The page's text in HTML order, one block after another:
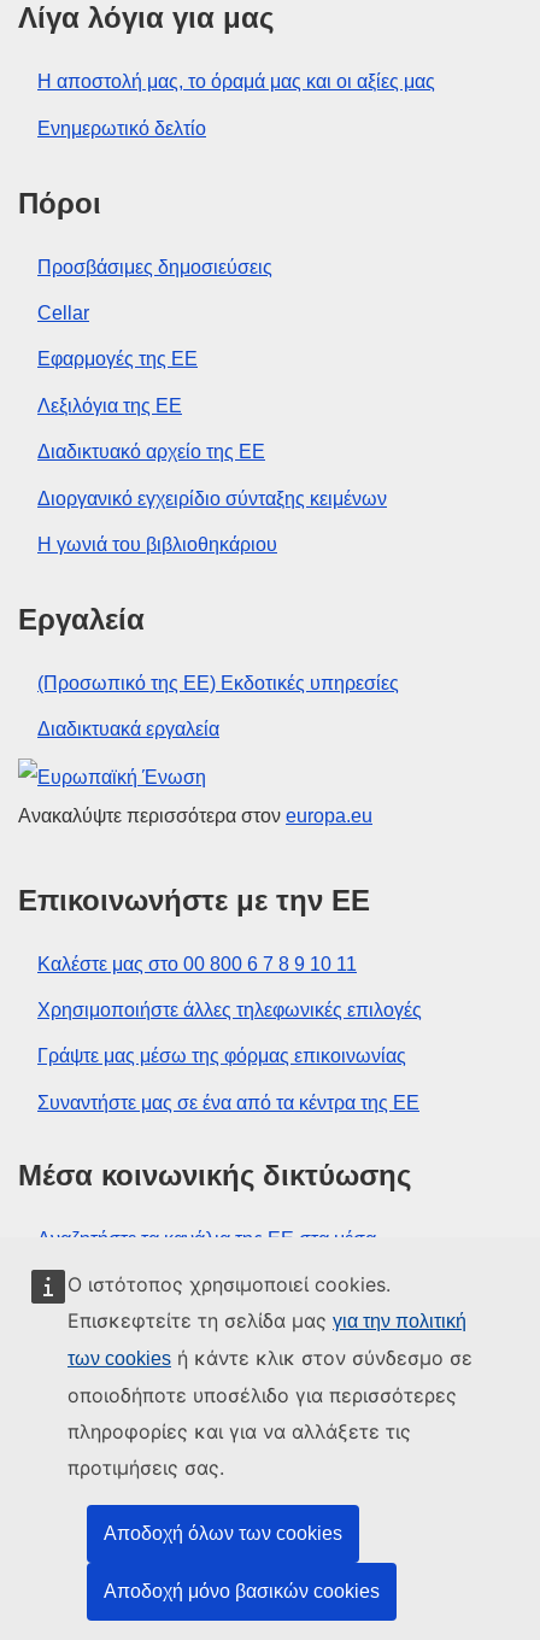
Ο ιστότοπος χρησιμοποιεί cookies.
Επισκεφτείτε τη σελίδα μας για την πολιτική
των cookies ή κάντε κλικ στον σύνδεσμο σε
οποιοδήποτε υποσέλιδο για περισσότερες
πληροφορίες και για να αλλάξετε τις
προτιμήσεις σας.
Αποδοχή όλων των cookies
Αποδοχή μόνο βασικών cookies
Λίγα λόγια για μας
Η αποστολή μας, το όραμά μας και οι αξίες μας
Ενημερωτικό δελτίο
Πόροι
Προσβάσιμες δημοσιεύσεις
Cellar
Εφαρμογές της ΕΕ
Λεξιλόγια της ΕΕ
Διαδικτυακό αρχείο της ΕΕ
Διοργανικό εγχειρίδιο σύνταξης κειμένων
Η γωνιά του βιβλιοθηκάριου
Εργαλεία
(Προσωπικό της ΕΕ) Εκδοτικές υπηρεσίες
Διαδικτυακά εργαλεία
Ευρωπαϊκή Ένωση
Ανακαλύψτε περισσότερα στον europa.eu
Επικοινωνήστε με την ΕΕ
Καλέστε μας στο 00 800 6 7 8 9 10 11
Χρησιμοποιήστε άλλες τηλεφωνικές επιλογές
Γράψτε μας μέσω της φόρμας επικοινωνίας
Συναντήστε μας σε ένα από τα κέντρα της ΕΕ
Μέσα κοινωνικής δικτύωσης
Αναζητήστε τα κανάλια της ΕΕ στα μέσα
κοινωνικής δικτύωσης
Θεσμικά όργανα και οργανισμοί της
Αναζήτηση όλων των θεσμικών και λοιπών
Λίγα λόγια για εμάς
Ανακοινώσεις νομικού περιεχομένου
Tα cookies
Χάρτης δικτυακού τόπου
Aρχή σελίδας